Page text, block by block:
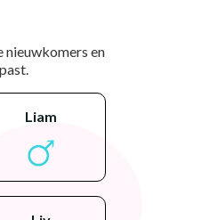
nieuwkomers en
liam